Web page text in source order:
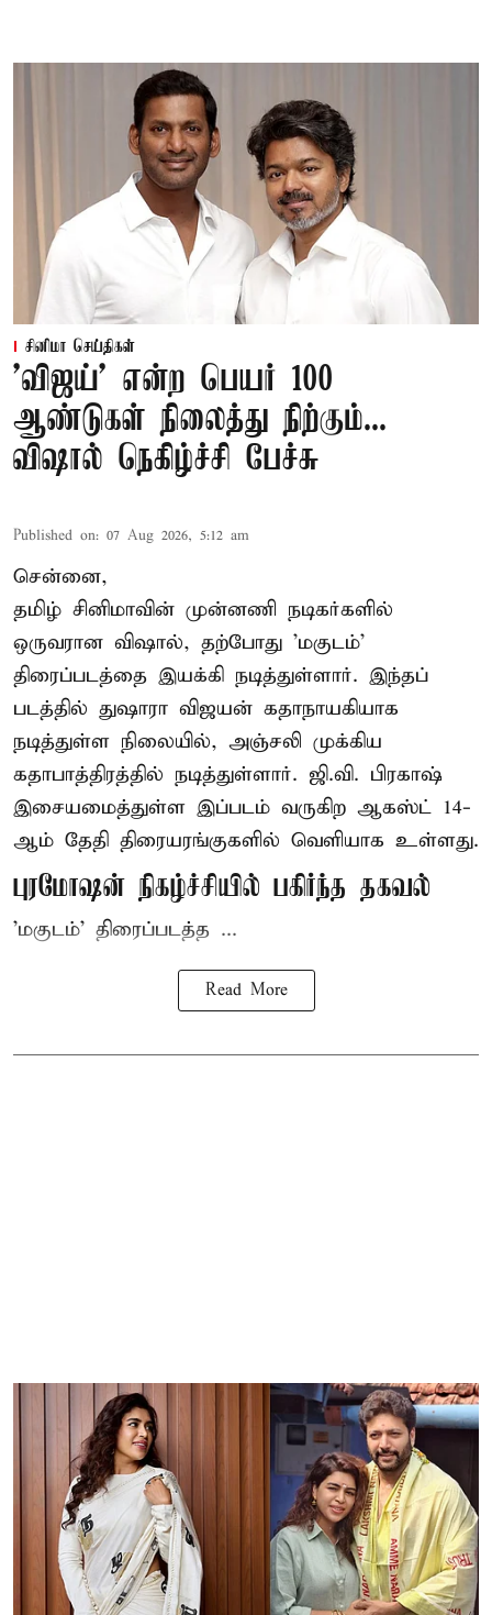
சினிமா செய்திகள்
'விஜய்' என்ற பெயர் 100
ஆண்டுகள் நிலைத்து நிற்கும்...
விஷால் நெகிழ்ச்சி பேச்சு
Published on: 07 Aug 2026, 5:12 am
சென்னை,
தமிழ் சினிமாவின் முன்னணி நடிகர்களில்
ஒருவரான விஷால், தற்போது 'மகுடம்'
திரைப்படத்தை இயக்கி நடித்துள்ளார். இந்தப்
படத்தில் துஷாரா விஜயன் கதாநாயகியாக
நடித்துள்ள நிலையில், அஞ்சலி முக்கிய
கதாபாத்திரத்தில் நடித்துள்ளார். ஜி.வி. பிரகாஷ்
இசையமைத்துள்ள இப்படம் வருகிற ஆகஸ்ட் 14-
ஆம் தேதி திரையரங்குகளில் வெளியாக உள்ளது.
புரமோஷன் நிகழ்ச்சியில் பகிர்ந்த தகவல்
'மகுடம்' திரைப்படத்த ...
Read More